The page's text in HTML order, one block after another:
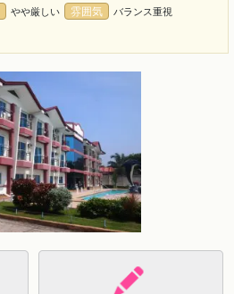
やや厳しい 雰囲気 バランス重視